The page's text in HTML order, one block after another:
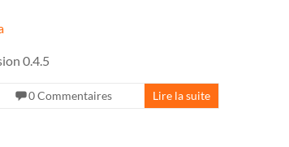
0.4.5
0 Commentaires Lire la suite